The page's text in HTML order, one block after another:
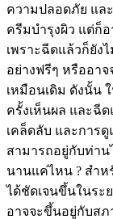
ความปลอดภัย แล
ครีมบำรุงผิว แต่ก็
เพราะฉีดแล้วก็ยังไ
อย่างฟรีๆ หรืออา
เหมือนเดิม ดังนั้น
ครั้งเห็นผล และฉี
เคล็ดลับ และการ
สามารถอยู่กับท่าน
นานแค่ไหน ? สำ
ได้ชัดเจนขึ้นในระ
อาจจะขึ้นอยู่กับส